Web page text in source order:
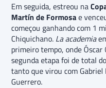
Em seguida, estreou na
Martín de Formosae
começou ganhando com 1
Chiquichano. La academia
primeiro tempo, onde Óscar
segunda etapa foi de total
tanto que virou com Gabriel
Guerrero.